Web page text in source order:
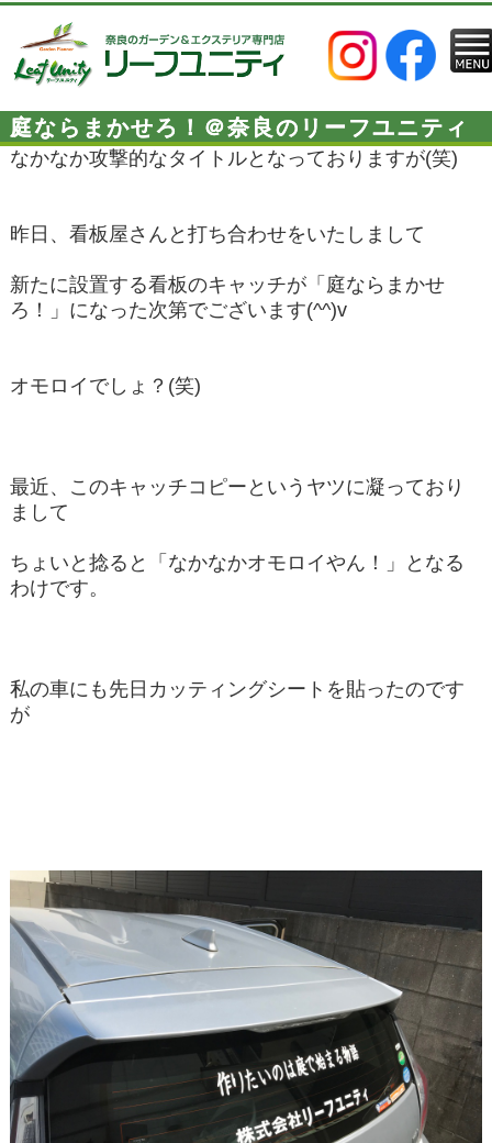
庭ならまかせろ！＠奈良のリーフユニティ
なかなか攻撃的なタイトルとなっておりますが(笑)
昨日、看板屋さんと打ち合わせをいたしまして
新たに設置する看板のキャッチが「庭ならまかせ
ろ！」になった次第でございます(^^)v
オモロイでしょ？(笑)
最近、このキャッチコピーというヤツに凝っており
まして
ちょいと捻ると「なかなかオモロイやん！」となる
わけです。
私の車にも先日カッティングシートを貼ったのです
が